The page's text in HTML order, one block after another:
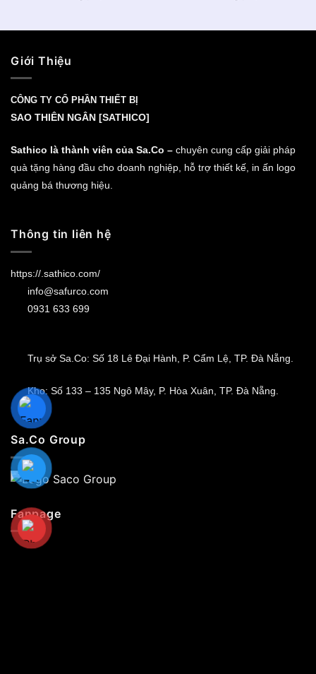
Giới Thiệu
CÔNG TY CỔ PHẦN THIẾT BỊ
SAO THIÊN NGÂN [SATHICO]
Sathico là thành viên của Sa.Co – chuyên cung cấp giải pháp
quà tặng hàng đầu cho doanh nghiệp, hỗ trợ thiết kế, in ấn logo
quảng bá thương hiệu.
Thông tin liên hệ
https://.sathico.com/
info@safurco.com
0931 633 699
Trụ sở Sa.Co: Số 18 Lê Đại Hành, P. Cẩm Lệ, TP. Đà Nẵng.
Kho: Số 133 – 135 Ngô Mây, P. Hòa Xuân, TP. Đà Nẵng.
Sa.Co Group
Fanpage